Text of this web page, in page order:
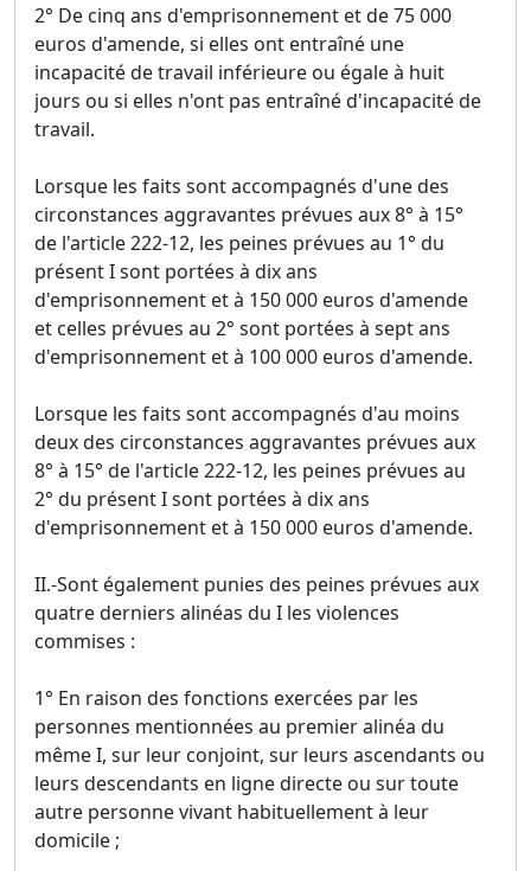
2° De cinq ans d'emprisonnement et de 75 000
euros d'amende, si elles ont entraîné une
incapacité de travail inférieure ou égale à huit
jours ou si elles n'ont pas entraîné d'incapacité de
travail.
Lorsque les faits sont accompagnés d'une des
circonstances aggravantes prévues aux 8° à 15°
de l'article 222-12, les peines prévues au 1° du
présent I sont portées à dix ans
d'emprisonnement et à 150 000 euros d'amende
et celles prévues au 2° sont portées à sept ans
d'emprisonnement et à 100 000 euros d'amende.
Lorsque les faits sont accompagnés d'au moins
deux des circonstances aggravantes prévues aux
8° à 15° de l'article 222-12, les peines prévues au
2° du présent I sont portées à dix ans
d'emprisonnement et à 150 000 euros d'amende.
II.-Sont également punies des peines prévues aux
quatre derniers alinéas du I les violences
commises :
1° En raison des fonctions exercées par les
personnes mentionnées au premier alinéa du
même I, sur leur conjoint, sur leurs ascendants ou
leurs descendants en ligne directe ou sur toute
autre personne vivant habituellement à leur
domicile ;